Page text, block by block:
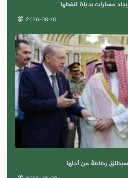
مسارات بديلة لنفطها
2026-08-10
رصاصةً من أجلها